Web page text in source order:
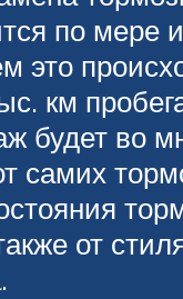
по мере
это
км
будет во
самих
от